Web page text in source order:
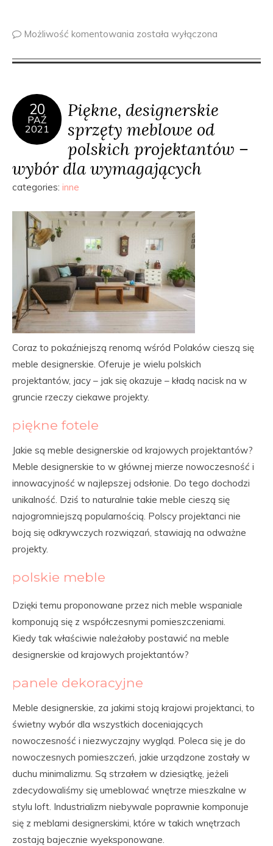
Możliwość komentowania została wyłączona
20
PAŹ
2021
Piękne, designerskie
sprzęty meblowe od
polskich projektantów –
wybór dla wymagających
categories: inne
Coraz to pokaźniejszą renomą wśród Polaków cieszą się
meble designerskie. Oferuje je wielu polskich
projektantów, jacy – jak się okazuje – kładą nacisk na w
gruncie rzeczy ciekawe projekty.
piękne fotele
Jakie są meble designerskie od krajowych projektantów?
Meble designerskie to w głównej mierze nowoczesność i
innowacyjność w najlepszej odsłonie. Do tego dochodzi
unikalność. Dziś to naturalnie takie meble cieszą się
najogromniejszą popularnością. Polscy projektanci nie
boją się odkrywczych rozwiązań, stawiają na odważne
projekty.
polskie meble
Dzięki temu proponowane przez nich meble wspaniale
komponują się z współczesnymi pomieszczeniami.
Kiedy tak właściwie należałoby postawić na meble
designerskie od krajowych projektantów?
panele dekoracyjne
Meble designerskie, za jakimi stoją krajowi projektanci, to
świetny wybór dla wszystkich doceniających
nowoczesność i niezwyczajny wygląd. Poleca się je do
nowoczesnych pomieszczeń, jakie urządzone zostały w
duchu minimalizmu. Są strzałem w dziesiątkę, jeżeli
zdecydowaliśmy się umeblować wnętrze mieszkalne w
stylu loft. Industrializm niebywale poprawnie komponuje
się z meblami designerskimi, które w takich wnętrzach
zostają bajecznie wyeksponowane.